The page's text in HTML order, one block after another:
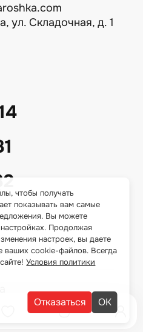
ул. Складочная, д. 1
чтобы получать
показывать вам самые
Вы можете
Продолжая
настроек, вы даете
ваших cookie-файлов. Всегда
Условия политики
Отказаться ОК